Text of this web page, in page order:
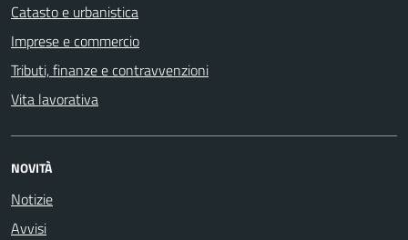
Catasto e urbanistica
Imprese e commercio
Tributi, finanze e contravvenzioni
Vita lavorativa
NOVITÀ
Notizie
Avvisi